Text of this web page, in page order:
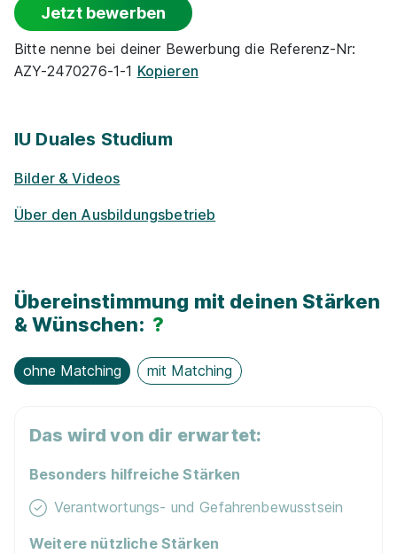
Projekt­kooper­ationen mit Unternehmen
Exkur­sionen
Möglichkeit Homeoffice
Jetzt bewerben
Bitte nenne bei deiner Bewerbung die Referenz-Nr:
AZY-2470276-1-1 Kopieren
IU Duales Studium
Bilder & Videos
Über den Ausbildungsbetrieb
Übereinstimmung mit deinen Stärken
& Wünschen: ?
ohne Matching mit Matching
Das wird von dir erwartet:
Besonders hilfreiche Stärken
Verantwortungs- und Gefahrenbewusstsein
Weitere nützliche Stärken